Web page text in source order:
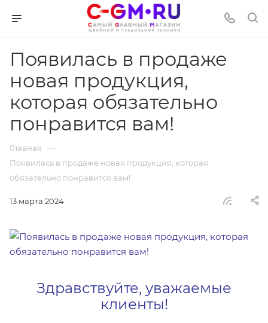
Появилась в продаже
новая продукция,
которая обязательно
понравится вам!
Главная —
Появилась в продаже новая продукция, которая
обязательно понравится вам!
13 марта 2024
Здравствуйте, уважаемые
клиенты!